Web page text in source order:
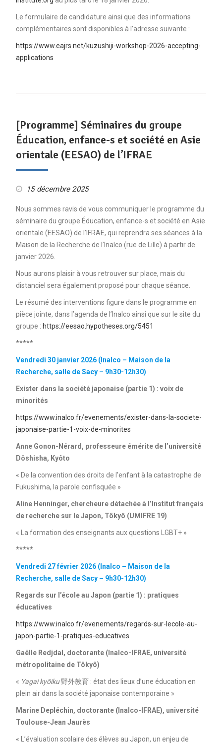
Le formulaire de candidature ainsi que des informations
complémentaires sont disponibles à l’adresse suivante :
https://www.eajrs.net/kuzushiji-workshop-2026-accepting-
applications
[Programme] Séminaires du groupe
Éducation, enfance-s et société en Asie
orientale (EESAO) de l’IFRAE
15 décembre 2025
Nous sommes ravis de vous communiquer le programme du
séminaire du groupe Éducation, enfance-s et société en Asie
orientale (EESAO) de l’IFRAE, qui reprendra ses séances à la
Maison de la Recherche de l’Inalco (rue de Lille) à partir de
janvier 2026.
Nous aurons plaisir à vous retrouver sur place, mais du
distanciel sera également proposé pour chaque séance.
Le résumé des interventions figure dans le programme en
pièce jointe, dans l’agenda de l’Inalco ainsi que sur le site du
groupe : https://eesao.hypotheses.org/5451
*****
Vendredi 30 janvier 2026 (Inalco – Maison de la
Recherche, salle de Sacy – 9h30-12h30)
Exister dans la société japonaise (partie 1) : voix de
minorités
https://www.inalco.fr/evenements/exister-dans-la-societe-
japonaise-partie-1-voix-de-minorites
Anne Gonon-Nérard, professeure émérite de l’université
Dôshisha, Kyôto
« De la convention des droits de l’enfant à la catastrophe de
Fukushima, la parole confisquée »
Aline Henninger, chercheure détachée à l’Institut français
de recherche sur le Japon, Tôkyô (UMIFRE 19)
« La formation des enseignants aux questions LGBT+ »
*****
Vendredi 27 février 2026 (Inalco – Maison de la
Recherche, salle de Sacy – 9h30-12h30)
Regards sur l’école au Japon (partie 1) : pratiques
éducatives
https://www.inalco.fr/evenements/regards-sur-lecole-au-
japon-partie-1-pratiques-educatives
Gaëlle Redjdal, doctorante (Inalco-IFRAE, université
métropolitaine de Tôkyô)
« Yagai kyōiku野外教育 : état des lieux d’une éducation en
plein air dans la société japonaise contemporaine »
Marine Depléchin, doctorante (Inalco-IFRAE), université
Toulouse-Jean Jaurès
« L’évaluation scolaire des élèves au Japon, un enjeu de